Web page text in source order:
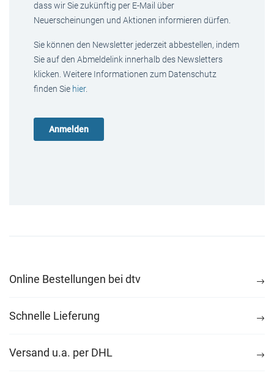
dass wir Sie zukünftig per E-Mail über
Neuerscheinungen und Aktionen informieren dürfen.
Sie können den Newsletter jederzeit abbestellen, indem
Sie auf den Abmeldelink innerhalb des Newsletters
klicken. Weitere Informationen zum Datenschutz
finden Sie hier.
Online Bestellungen bei dtv
Schnelle Lieferung
Versand u.a. per DHL